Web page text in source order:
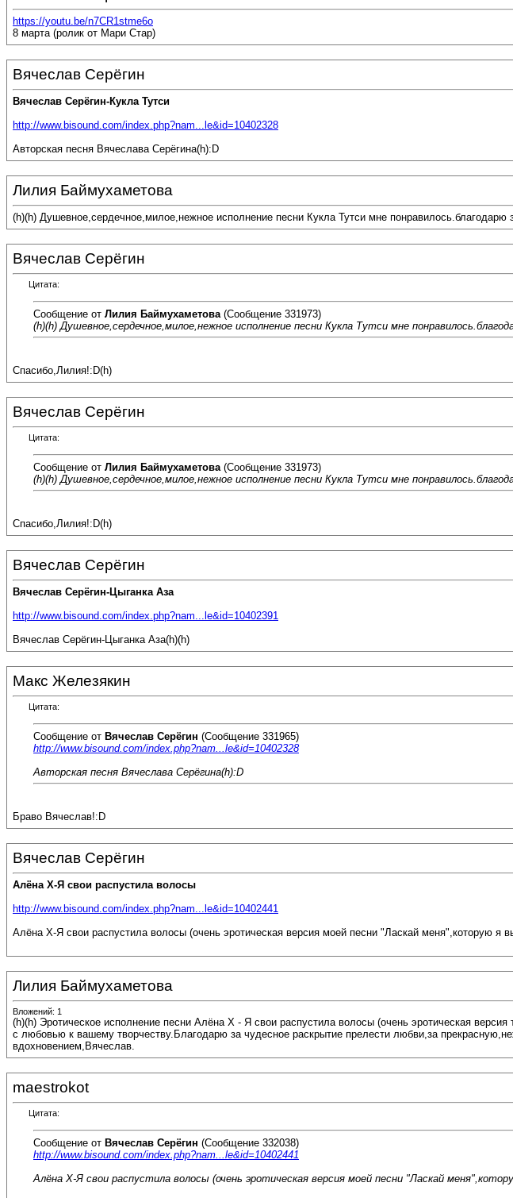
https://youtu.be/n7CR1stme6o
8 марта (ролик от Мари Стар)
Вячеслав Серёгин
Вячеслав Серёгин-Кукла Тутси
http://www.bisound.com/index.php?nam...le&id=10402328
Авторская песня Вячеслава Серёгина(h):D
Лилия Баймухаметова
(h)(h) Душевное,сердечное,милое,нежное исполнение песни Кукла Тутси мне
Вячеслав Серёгин
Цитата:
Сообщение от Лилия Баймухаметова (Сообщение 331973)
(h)(h) Душевное,сердечное,милое,нежное исполнение песни Кукла Тутси мне
Спасибо,Лилия!:D(h)
Вячеслав Серёгин
Цитата:
Сообщение от Лилия Баймухаметова (Сообщение 331973)
(h)(h) Душевное,сердечное,милое,нежное исполнение песни Кукла Тутси мне
Спасибо,Лилия!:D(h)
Вячеслав Серёгин
Вячеслав Серёгин-Цыганка Аза
http://www.bisound.com/index.php?nam...le&id=10402391
Вячеслав Серёгин-Цыганка Аза(h)(h)
Макс Железякин
Цитата:
Сообщение от Вячеслав Серёгин (Сообщение 331965)
http://www.bisound.com/index.php?nam...le&id=10402328
Авторская песня Вячеслава Серёгина(h):D
Браво Вячеслав!:D
Вячеслав Серёгин
Алёна Х-Я свои распустила волосы
http://www.bisound.com/index.php?nam...le&id=10402441
Алёна Х-Я свои распустила волосы (очень эротическая версия моей песни "Ласкай меня",которую
Лилия Баймухаметова
Вложений: 1
(h)(h) Эротическое исполнение песни Алёна Х - Я свои распустила волосы (очень эротическая
с любовью к вашему творчеству.Благодарю за чудесное раскрытие прелести любви,за
вдохновением,Вячеслав.
maestrokot
Цитата:
Сообщение от Вячеслав Серёгин (Сообщение 332038)
http://www.bisound.com/index.php?nam...le&id=10402441
Алёна Х-Я свои распустила волосы (очень эротическая версия моей песни "Ласкай